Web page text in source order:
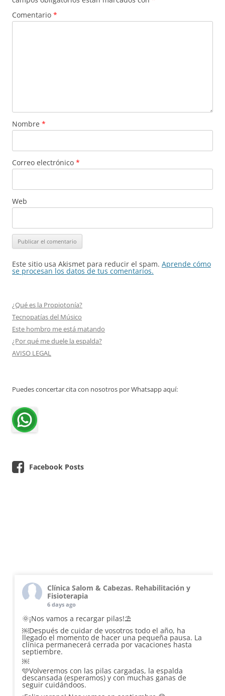
Comentario *
Nombre *
Correo electrónico *
Web
Este sitio usa Akismet para reducir el spam. Aprende cómo
se procesan los datos de tus comentarios.
¿Qué es la Propiotonía?
Tecnopatías del Músico
Este hombro me está matando
¿Por qué me duele la espalda?
AVISO LEGAL
Puedes concertar cita con nosotros por Whatsapp aquí:
Facebook Posts
Clínica Salom & Cabezas. Rehabilitación y
Fisioterapia
6 days ago
🌞¡Nos vamos a recargar pilas!⛱️
￼Después de cuidar de vosotros todo el año, ha
llegado el momento de hacer una pequeña pausa. La
clínica permanecerá cerrada por vacaciones hasta
septiembre.
￼
🩵Volveremos con las pilas cargadas, la espalda
descansada (esperamos) y con muchas ganas de
seguir cuidándoos.